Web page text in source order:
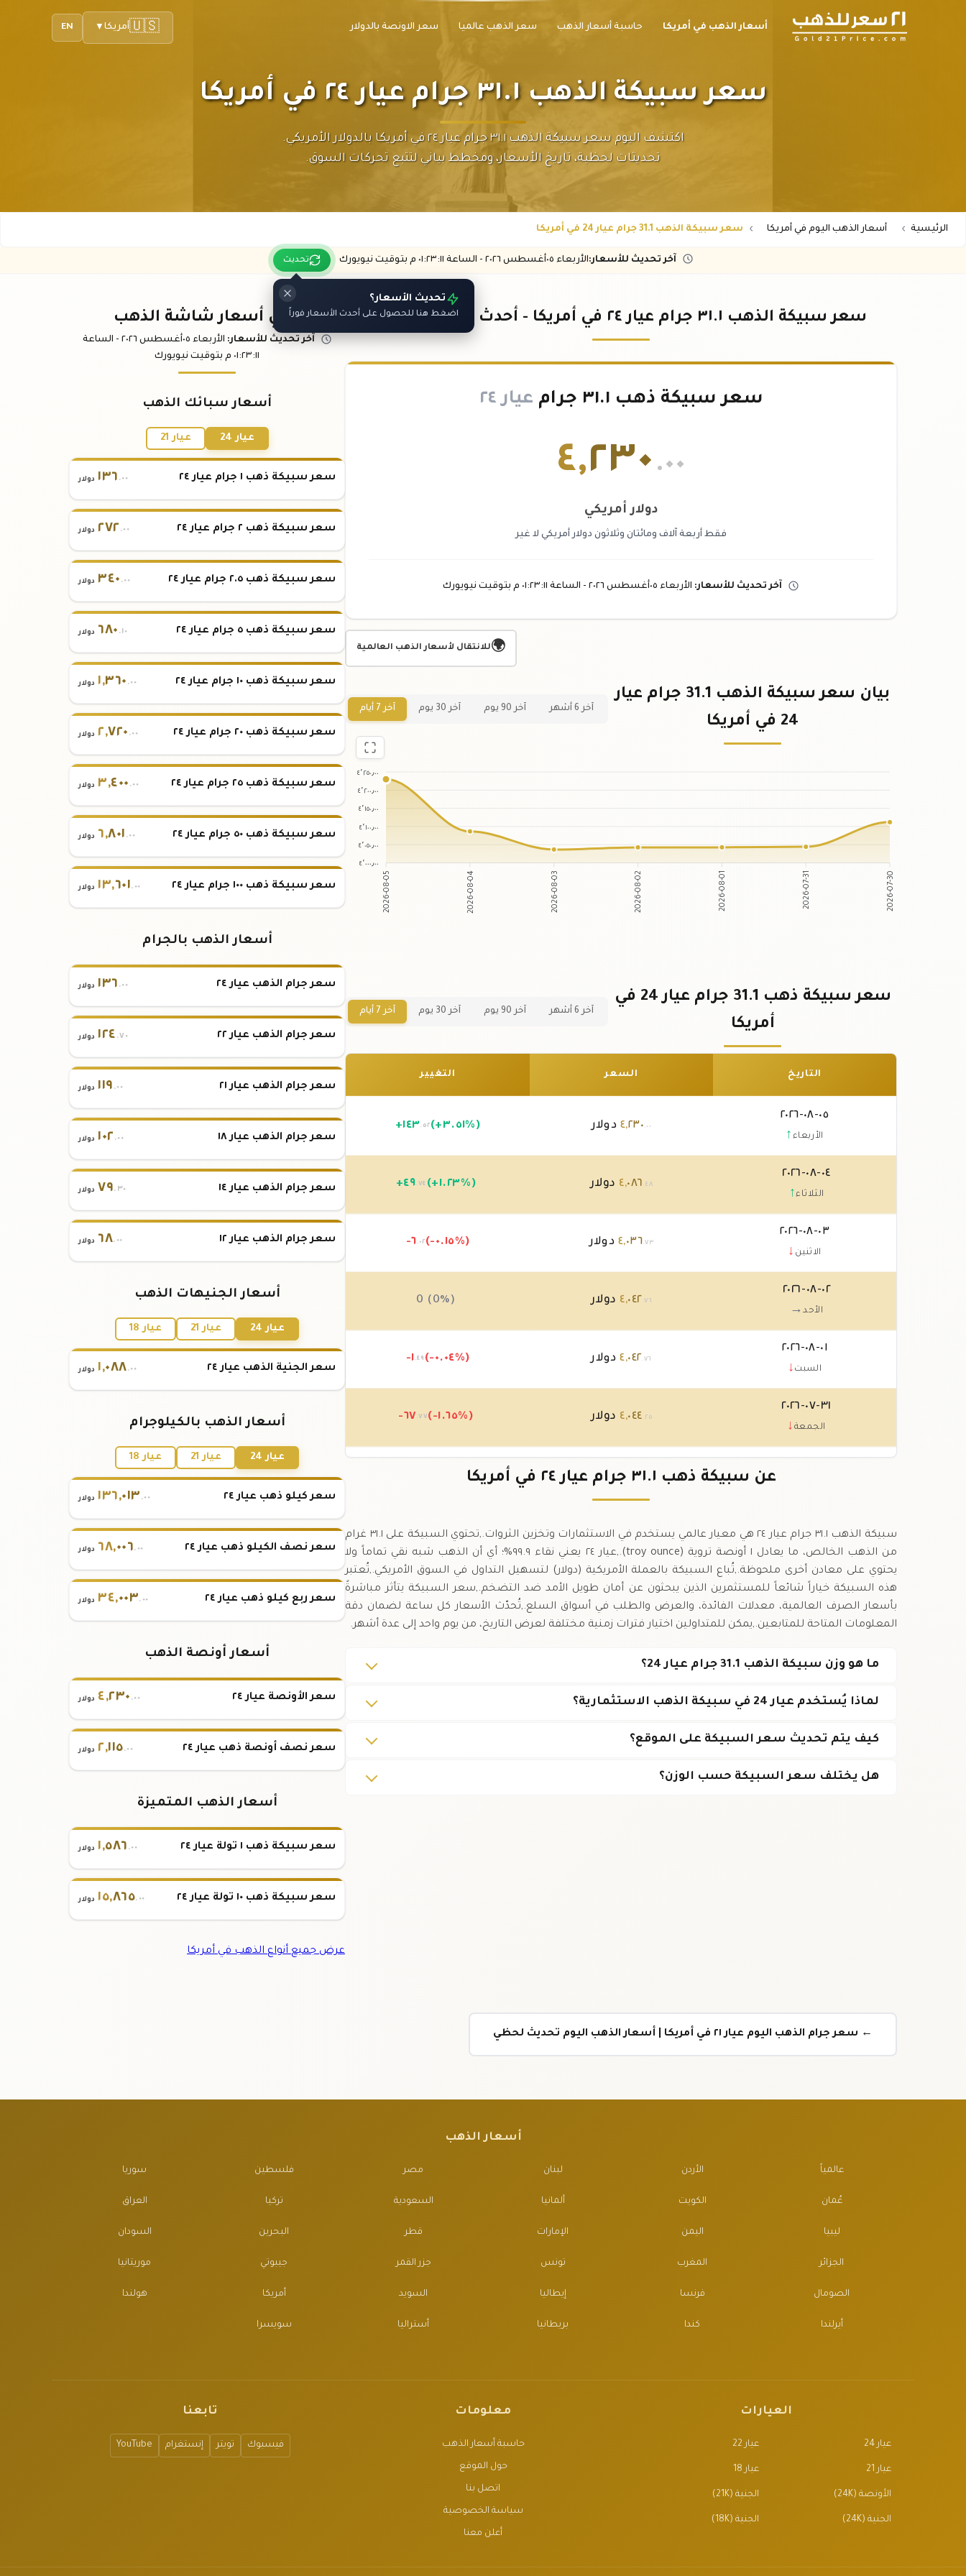
أسعار الذهب في أمريكا حاسبة أسعار الذهب سعر الذهب عالميا سعر الاونصة بالدولار EN 🇺🇸أمريكا ▼
سعر سبيكة الذهب ٣١.١ جرام عيار ٢٤ في أمريكا
اكتشف اليوم سعر سبيكة الذهب ٣١.١ جرام عيار ٢٤ في أمريكا بالدولار الأمريكي.
تحديثات لحظية، تاريخ الأسعار، ومخطط بياني لتتبع تحركات السوق.
الرئيسية أسعار الذهب اليوم في أمريكا سعر سبيكة الذهب 31.1 جرام عيار 24 في أمريكا
آخر تحديث للأسعار:الأربعاء ٠٥ أغسطس ٢٠٢٦ - الساعة :١١ م بتوقيت نيويورك تحديث
تحديث الأسعار؟
اضغط هنا للحصول على أحدث الأسعار فوراً سعر سبيكة الذهب ٣١.١ جرام عيار ٢٤ في أمريكا - أحدث الأسعار اليوم
سعر سبيكة ذهب ٣١.١ جرام عيار ٢٤
٤,٢٣٠ .٠٠
دولار أمريكي
فقط أربعة آلاف ومائتان وثلاثون دولار أمريكي لا غير
آخر تحديث للأسعار: الأربعاء ٠٥ أغسطس ٢٠٢٦ - الساعة :١١ م بتوقيت نيويورك
🌍للانتقال لأسعار الذهب العالمية
بيان سعر سبيكة الذهب 31.1 جرام عيار
24 في أمريكا
آخر 6 أشهر آخر 90 يوم آخر 30 يوم آخر 7 أيام
٤٬٢٥٠٫٠٠
٤٬٢٠٠٫٠٠
٤٬١٥٠٫٠٠
٤٬١٠٠٫٠٠
٤٬٠٥٠٫٠٠
٤٬٠٠٠٫٠٠
2026-08-05 2026-08-04 2026-08-03 2026-08-02 2026-08-01 2026-07-31 2026-07-30
سعر سبيكة ذهب 31.1 جرام عيار 24 في
أمريكا
آخر 6 أشهر آخر 90 يوم آخر 30 يوم آخر 7 أيام
التاريخ السعر التغيير
٠٥-٠٨-٢٠٢٦
الأربعاء ↑
٤,٢٣٠.٠٠ دولار +١٤٣ .٥٢ (+٣.٥١%)
٠٤-٠٨-٢٠٢٦
الثلاثاء↑
٤,٠٨٦ .٤٨ دولار +٤٩ .٧٤ (+١.٢٣%)
٠٣-٠٨-٢٠٢٦
الاثنين ↓
٤,٠٣٦.٧٣ دولار -٦ .٠٢ (-٠.١٥%)
٠٢-٠٨-٢٠٢٦
الأحد→
٤,٠٤٢.٧٦ دولار 0 (0%)
٠١-٠٨-٢٠٢٦
السبت ↓
٤,٠٤٢.٧٦ دولار -١ .٤٩ (-٠.٠٤%)
٣١-٠٧-٢٠٢٦
الجمعة ↓
٤,٠٤٤.٢٥ دولار -٦٧ .٧٧ (-١.٦٥%)
٤ ١١٢.٠٢ دولار (+٢.٥٩%) عن سبيكة ذهب ٣١.١ جرام عيار ٢٤ في أمريكا
سبيكة الذهب ٣١.١ جرام عيار ٢٤ هي معيار عالمي يستخدم في الاستثمارات وتخزين الثروات.,تحتوي السبيكة على ٣١.١ غرام
من الذهب الخالص، ما يعادل ١ أونصة تروية (troy ounce).,عيار ٢٤ يعني نقاء ٩٩.٩%؛ أي أن الذهب شبه نقي تماماً ولا
يحتوي على معادن أخرى ملحوظة.,تُباع السبيكة بالعملة الأمريكية (دولار) لتسهيل التداول في السوق الأمريكي.,تُعتبر
هذه السبيكة خياراً شائعاً للمستثمرين الذين يبحثون عن أمان طويل الأمد ضد التضخم.,سعر السبيكة يتأثر مباشرةً
بأسعار الصرف العالمية، معدلات الفائدة، والعرض والطلب في أسواق السلع.,تُحدّث الأسعار كل ساعة لضمان دقة
المعلومات المتاحة للمتابعين.,يمكن للمتداولين اختيار فترات زمنية مختلفة لعرض التاريخ، من يوم واحد إلى عدة أشهر.
ما هو وزن سبيكة الذهب 31.1 جرام عيار 24؟
لماذا يُستخدم عيار 24 في سبيكة الذهب الاستثمارية؟
كيف يتم تحديث سعر السبيكة على الموقع؟
هل يختلف سعر السبيكة حسب الوزن؟
باقي أسعار شاشة الذهب
آخر تحديث للأسعار: الأربعاء ٠٥ أغسطس ٢٠٢٦ -
الساعة
٠١:٢٣:١١ م بتوقيت نيويورك
أسعار سبائك الذهب
عيار 24 عيار 21
سعر سبيكة ذهب ١ جرام عيار ٢٤ ١٣٦ .٠٠ دولار
سعر سبيكة ذهب ٢ جرام عيار ٢٤ ٢٧٢ .٠٠ دولار
سعر سبيكة ذهب ٢.٥ جرام عيار ٢٤ ٣٤٠ .٠٠ دولار
سعر سبيكة ذهب ٥ جرام عيار ٢٤ ٦٨٠ .١٠ دولار
سعر سبيكة ذهب ١٠ جرام عيار ٢٤ ١,٣٦٠ .٠٠ دولار
سعر سبيكة ذهب ٢٠ جرام عيار ٢٤ ٢,٧٢٠ .٠٠ دولار
سعر سبيكة ذهب ٢٥ جرام عيار ٢٤ ٣,٤٠٠ .٠٠ دولار
سعر سبيكة ذهب ٥٠ جرام عيار ٢٤ ٦,٨٠١ .٠٠ دولار
سعر سبيكة ذهب ١٠٠ جرام عيار ٢٤ ١٣,٦٠١.٠٠ دولار
أسعار الذهب بالجرام
سعر جرام الذهب عيار ٢٤ ١٣٦ .٠٠ دولار
سعر جرام الذهب عيار ٢٢ ١٢٤ .٧٠ دولار
سعر جرام الذهب عيار ٢١ ١١٩ .٠٠ دولار
سعر جرام الذهب عيار ١٨ ١٠٢ .٠٠ دولار
سعر جرام الذهب عيار ١٤ ٧٩.٣٠ دولار
سعر جرام الذهب عيار ١٢ ٦٨.٠٠ دولار
أسعار الجنيهات الذهب
عيار 24 عيار 21 عيار 18
سعر الجنية الذهب عيار ٢٤ ١,٠٨٨.٠٠ دولار
أسعار الذهب بالكيلوجرام
عيار 24 عيار 21 عيار 18
سعر كيلو ذهب عيار ٢٤ ١٣٦,٠١٣ .٠٠ دولار
سعر نصف الكيلو ذهب عيار ٢٤ ٦٨,٠٠٦.٠٠ دولار
سعر ربع كيلو ذهب عيار ٢٤ ٣٤,٠٠٣.٠٠ دولار
أسعار أونصة الذهب
سعر الأونصة عيار ٢٤ ٤,٢٣٠ .٠٠ دولار
سعر نصف أونصة ذهب عيار ٢٤ ٢,١١٥.٠٠ دولار
أسعار الذهب المتميزة
سعر سبيكة ذهب ١ تولة عيار ٢٤ ١,٥٨٦ .٠٠ دولار
سعر سبيكة ذهب ١٠ تولة عيار ٢٤ ١٥,٨٦٥.٠٠ دولار
عرض جميع أنواع الذهب في أمريكا
← سعر جرام الذهب اليوم عيار ٢١ في أمريكا | أسعار الذهب اليوم تحديث لحظي
أسعار الذهب
عالمياً الأردن لبنان مصر فلسطين سوريا
عُمان الكويت ألمانيا السعودية تركيا العراق
ليبيا اليمن الإمارات قطر البحرين السودان
الجزائر المغرب تونس جزر القمر جيبوتي موريتانيا
الصومال فرنسا إيطاليا السويد أمريكا هولندا
أيرلندا كندا بريطانيا أستراليا سويسرا
العيارات
عيار 24 عيار 22
عيار 21 عيار 18
الأونصة (24K) الجنية (21K)
الجنية (24K) الجنية (18K)
معلومات
حاسبة أسعار الذهب
حول الموقع
اتصل بنا
سياسة الخصوصية
أعلن معنا
تابعنا
فيسبوك تويتر إنستغرام YouTube